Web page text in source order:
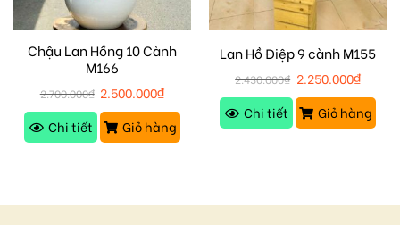
Chậu Lan Hồng 10 Cành
M166
2.700.000₫ 2.500.000₫
Chi tiết
Giỏ hàng
Lan Hồ Điệp 9 cành M155
2.430.000₫ 2.250.000₫
Chi tiết
Giỏ hàng